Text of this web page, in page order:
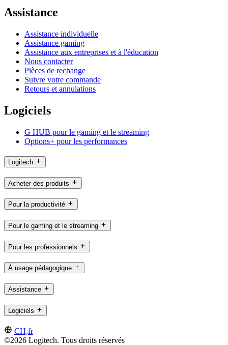
Assistance
Assistance individuelle
Assistance gaming
Assistance aux entreprises et à l'éducation
Nous contacter
Pièces de rechange
Suivre votre commande
Retours et annulations
Logiciels
G HUB pour le gaming et le streaming
Options+ pour les performances
Logitech
Acheter des produits
Pour la productivité
Pour le gaming et le streaming
Pour les professionnels
À usage pédagogique
Assistance
Logiciels
CH,fr
©2026 Logitech. Tous droits réservés